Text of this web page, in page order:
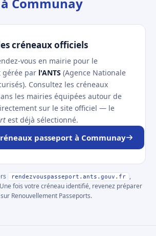
créneaux officiels
vous en mairie pour le
gérée par l'ANTS (Agence Nationale
Consultez les créneaux
les mairies équipées autour de
sur le site officiel — le
est déjà sélectionné.
passeport à Communay
rendezvouspasseport.ants.gouv.fr
,
fois votre créneau identifié, revenez préparer
Renouvellement Passeports.